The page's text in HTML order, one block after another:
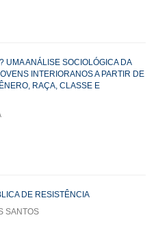
UMA ANÁLISE SOCIOLÓGICA DA
INTERIORANOS A PARTIR DE
RAÇA, CLASSE E
DE RESISTÊNCIA
SANTOS